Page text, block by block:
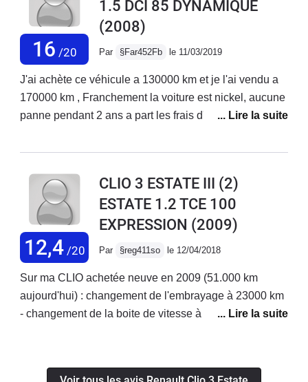
c'est un véhicule super agréable à conduire avec cette
motorisation en toute circonstance même avec 140 000
km au compteur.
finition => pas un seul rossignol !!conso moyenne de
5.9 litres mais j'ai le pied lourd et hormis le week end
elle fait des trajets courts,j'adore son comportement
routierbref aucun regret quand à son achat. HA si, ne
pas avoir acheté une 105 chvDefauts : le style arriere,
manque de rangements et la boite
looooooooooooooongue
16 /20
1.5 DCI 85 DYNAMIQUE
(2008)
Par §Far452Fb le 11/03/2019
J'ai achète ce véhicule a 130000 km et je l'ai vendu a
170000 km , Franchement la voiture est nickel, aucune
panne pendant 2 ans a part les frais d'entretiens
fiable avec un grand coffre et au niveau de
12,4/20
CLIO 3 ESTATE III (2)
ESTATE 1.2 TCE 100
EXPRESSION (2009)
Par §reg411so le 12/04/2018
Sur ma CLIO achetée neuve en 2009 (51.000 km
aujourd'hui) : changement de l'embrayage à 23000 km
- changement de la boite de vitesse à 49500 km.j'ai le
emmenés à plus de 100000 km avant de les revendre.